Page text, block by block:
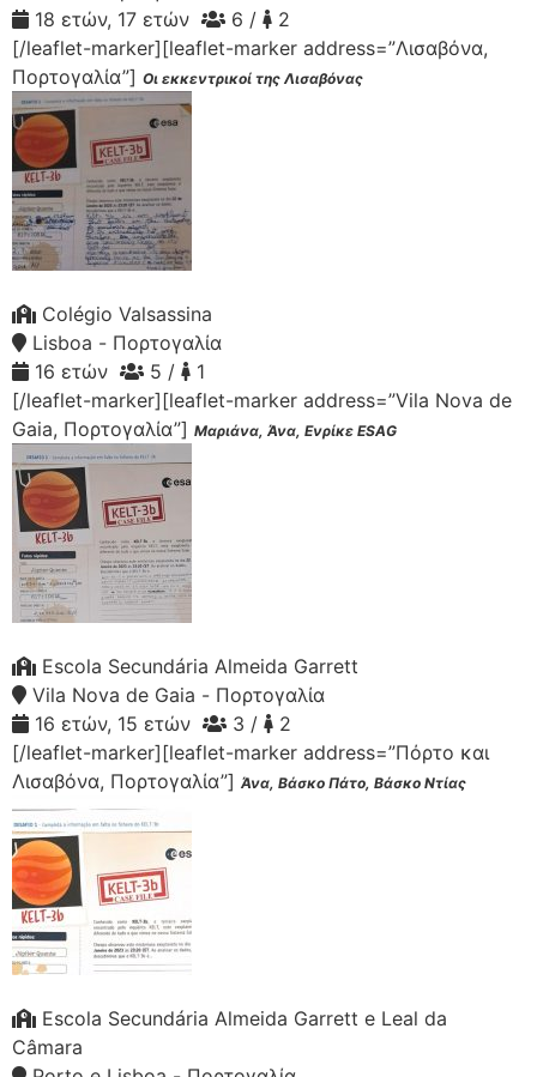
18 ετών, 17 ετών
6 /
2
[/leaflet-marker][leaflet-marker address=”Λισαβόνα,
Πορτογαλία”] Οι εκκεντρικοί της Λισαβόνας
Colégio Valsassina
Lisboa - Πορτογαλία
16 ετών
5 /
1
[/leaflet-marker][leaflet-marker address=”Vila Nova de
Gaia, Πορτογαλία”] Μαριάνα, Άνα, Ενρίκε ESAG
Escola Secundária Almeida Garrett
Vila Nova de Gaia - Πορτογαλία
16 ετών, 15 ετών
3 /
2
[/leaflet-marker][leaflet-marker address=”Πόρτο και
Λισαβόνα, Πορτογαλία”] Άνα, Βάσκο Πάτο, Βάσκο Ντίας
Escola Secundária Almeida Garrett e Leal da
Câmara